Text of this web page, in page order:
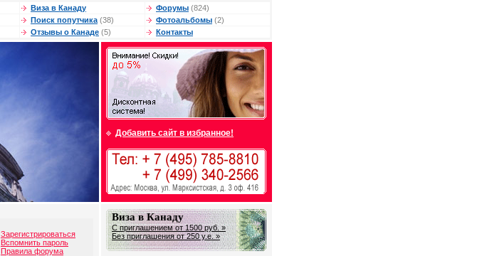
Виза в Канаду Форумы (824)
Поиск попутчика (38) Фотоальбомы (2)
Отзывы о Канаде (5) Контакты
Добавить сайт в избранное!
Зарегистрироваться
Вспомнить пароль
Правила форума
Виза в Канаду
С приглашением от 1500 руб. »
Без приглашения от 250 у.е. »